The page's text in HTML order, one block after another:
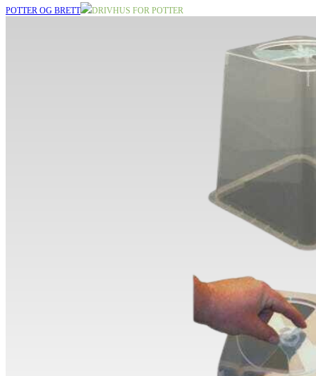
POTTER OG BRETT
DRIVHUS FOR POTTER